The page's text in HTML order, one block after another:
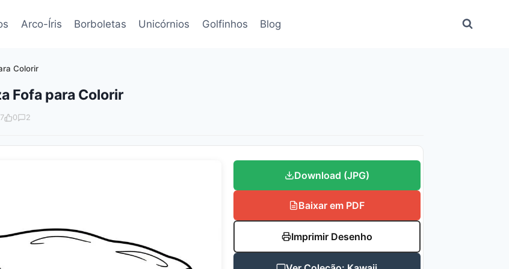
Arco-Íris Borboletas Unicórnios Golfinhos Blog
Colorir
Fofa para Colorir
0 2
Download (JPG)
Baixar em PDF
Imprimir Desenho